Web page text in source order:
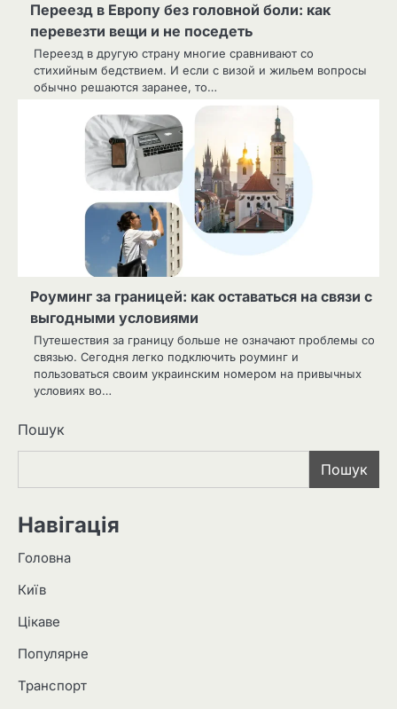
Переезд в Европу без головной боли: как
перевезти вещи и не поседеть
Переезд в другую страну многие сравнивают со
стихийным бедствием. И если с визой и жильем вопросы
обычно решаются заранее, то…
Роуминг за границей: как оставаться на связи с
выгодными условиями
Путешествия за границу больше не означают проблемы со
связью. Сегодня легко подключить роуминг и
пользоваться своим украинским номером на привычных
условиях во…
Пошук
Пошук
Навігація
Головна
Київ
Цікаве
Популярне
Транспорт